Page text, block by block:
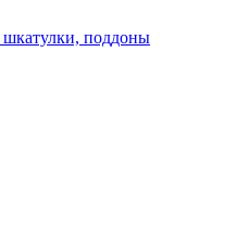
поддоны